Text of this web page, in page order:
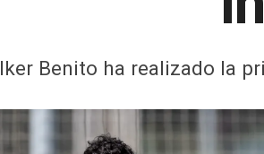
Iker Benito ha realizado la